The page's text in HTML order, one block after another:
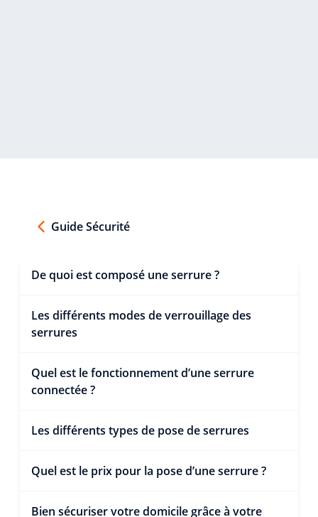
Guide Sécurité
De quoi est composé une serrure ?
Les différents modes de verrouillage des
serrures
Quel est le fonctionnement d’une serrure
connectée ?
Les différents types de pose de serrures
Quel est le prix pour la pose d’une serrure ?
Bien sécuriser votre domicile grâce à votre